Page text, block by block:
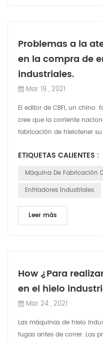
Problemas a la
en la compra de
industriales.
Mar 19 , 2021
El editor de CBFI, un
cree que la corriente
fabricación de hielotener
ETIQUETAS CALIENTES :
Máquina De Fabricación
Enfriadores Industriales
Leer más
How ¿Para
en el hielo
Mar 24 , 2021
Las máquinas de hielo
fugas antes de correr. Las